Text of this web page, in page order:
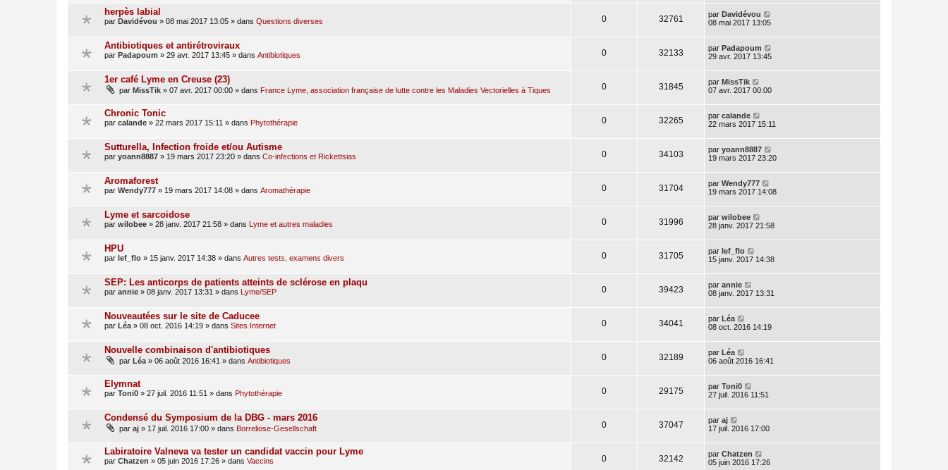
herpès labial
par Davidévou » 08 mai 2017 13:05 » dans Questions diverses 0 32761 par Davidévou
08 mai 2017 13:05
Antibiotiques et antirétroviraux
par Padapoum » 29 avr. 2017 13:45 » dans Antibiotiques 0 32133 par Padapoum
29 avr. 2017 13:45
1er café Lyme en Creuse (23)
par MissTik » 07 avr. 2017 00:00 » dans France Lyme, association française de lutte contre les Maladies Vectorielles à Tiques 0 31845 par MissTik
07 avr. 2017 00:00
Chronic Tonic
par calande » 22 mars 2017 15:11 » dans Phytothérapie 0 32265 par calande
22 mars 2017 15:11
Sutturella, Infection froide et/ou Autisme
par yoann8887 » 19 mars 2017 23:20 » dans Co-infections et Rickettsias 0 34103 par yoann8887
19 mars 2017 23:20
Aromaforest
par Wendy777 » 19 mars 2017 14:08 » dans Aromathérapie 0 31704 par Wendy777
19 mars 2017 14:08
Lyme et sarcoidose
par wilobee » 28 janv. 2017 21:58 » dans Lyme et autres maladies 0 31996 par wilobee
28 janv. 2017 21:58
HPU
par lef_flo » 15 janv. 2017 14:38 » dans Autres tests, examens divers 0 31705 par lef_flo
15 janv. 2017 14:38
SEP: Les anticorps de patients atteints de sclérose en plaqu
par annie » 08 janv. 2017 13:31 » dans Lyme/SEP 0 39423 par annie
08 janv. 2017 13:31
Nouveautées sur le site de Caducee
par Léa » 08 oct. 2016 14:19 » dans Sites Internet 0 34041 par Léa
08 oct. 2016 14:19
Nouvelle combinaison d'antibiotiques
par Léa » 06 août 2016 16:41 » dans Antibiotiques 0 32189 par Léa
06 août 2016 16:41
Elymnat
par Toni0 » 27 juil. 2016 11:51 » dans Phytothérapie 0 29175 par Toni0
27 juil. 2016 11:51
Condensé du Symposium de la DBG - mars 2016
par aj » 17 juil. 2016 17:00 » dans Borreliose-Gesellschaft 0 37047 par aj
17 juil. 2016 17:00
Labiratoire Valneva va tester un candidat vaccin pour Lyme
par Chatzen » 05 juin 2016 17:26 » dans Vaccins 0 32142 par Chatzen
05 juin 2016 17:26